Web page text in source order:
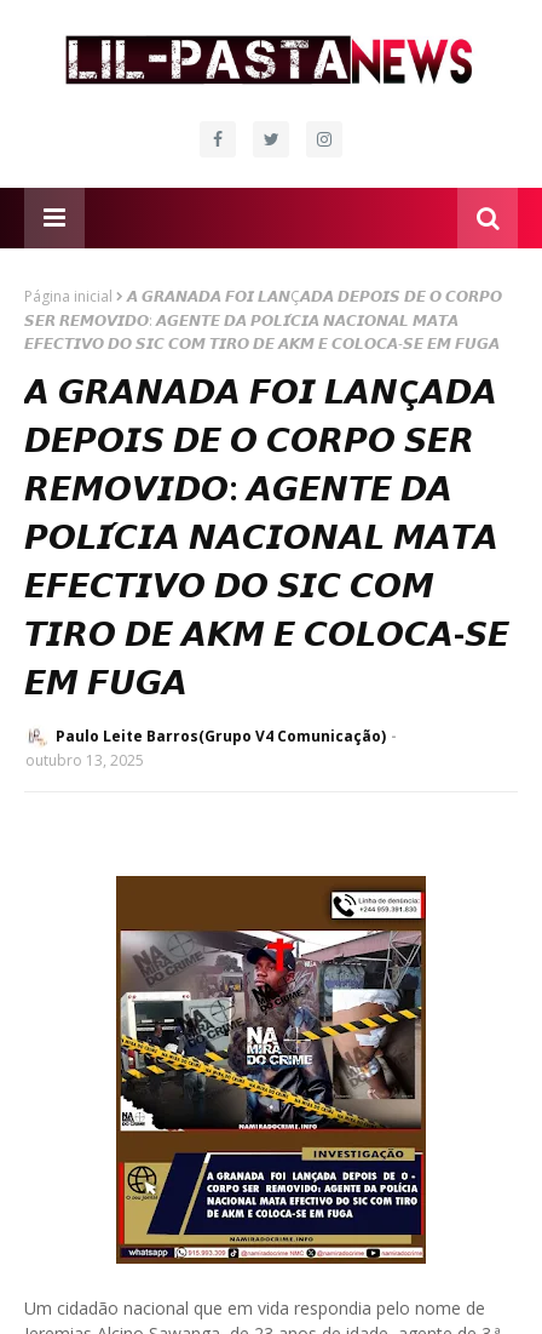
Página inicial
𝘼 𝙂𝙍𝘼𝙉𝘼𝘿𝘼 𝙁𝙊𝙄 𝙇𝘼𝙉Ç𝘼𝘿𝘼 𝘿𝙀𝙋𝙊𝙄𝙎 𝘿𝙀 𝙊 𝘾𝙊𝙍𝙋𝙊
𝙎𝙀𝙍 𝙍𝙀𝙈𝙊𝙑𝙄𝘿𝙊: 𝘼𝙂𝙀𝙉𝙏𝙀 𝘿𝘼 𝙋𝙊𝙇𝙄́𝘾𝙄𝘼 𝙉𝘼𝘾𝙄𝙊𝙉𝘼𝙇 𝙈𝘼𝙏𝘼
𝙀𝙁𝙀𝘾𝙏𝙄𝙑𝙊 𝘿𝙊 𝙎𝙄𝘾 𝘾𝙊𝙈 𝙏𝙄𝙍𝙊 𝘿𝙀 𝘼𝙆𝙈 𝙀 𝘾𝙊𝙇𝙊𝘾𝘼-𝙎𝙀 𝙀𝙈 𝙁𝙐𝙂𝘼
𝘼 𝙂𝙍𝘼𝙉𝘼𝘿𝘼 𝙁𝙊𝙄 𝙇𝘼𝙉Ç𝘼𝘿𝘼
𝘿𝙀𝙋𝙊𝙄𝙎 𝘿𝙀 𝙊 𝘾𝙊𝙍𝙋𝙊 𝙎𝙀𝙍
𝙍𝙀𝙈𝙊𝙑𝙄𝘿𝙊: 𝘼𝙂𝙀𝙉𝙏𝙀 𝘿𝘼
𝙋𝙊𝙇𝙄́𝘾𝙄𝘼 𝙉𝘼𝘾𝙄𝙊𝙉𝘼𝙇 𝙈𝘼𝙏𝘼
𝙀𝙁𝙀𝘾𝙏𝙄𝙑𝙊 𝘿𝙊 𝙎𝙄𝘾 𝘾𝙊𝙈
𝙏𝙄𝙍𝙊 𝘿𝙀 𝘼𝙆𝙈 𝙀 𝘾𝙊𝙇𝙊𝘾𝘼-𝙎𝙀
𝙀𝙈 𝙁𝙐𝙂𝘼
Paulo Leite Barros(Grupo V4 Comunicação)
outubro 13, 2025
Um cidadão nacional que em vida respondia pelo nome de